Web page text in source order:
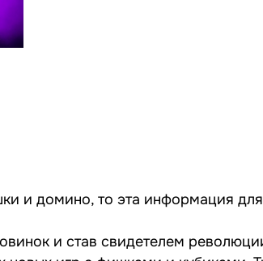
и домино, то эта информация
и став свидетелем